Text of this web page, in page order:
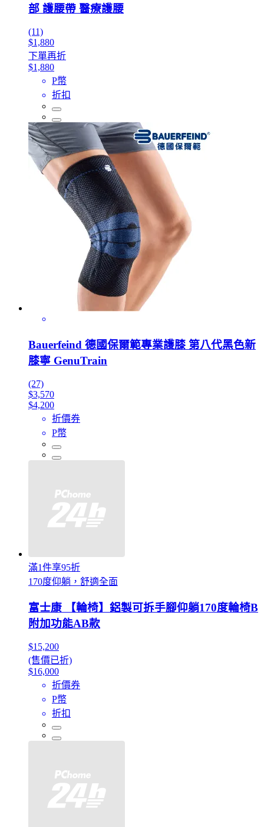
部 護腰帶 醫療護腰
(11)
$1,880
下單再折
$1,880
P幣
折扣
Bauerfeind 德國保爾範專業護膝 第八代黑色新
膝寧 GenuTrain
(27)
$3,570
$4,200
折價券
P幣
滿1件享95折
170度仰躺，舒適全面
富士康 【輪椅】鋁製可拆手腳仰躺170度輪椅B
附加功能AB款
$15,200
(售價已折)
$16,000
折價券
P幣
折扣